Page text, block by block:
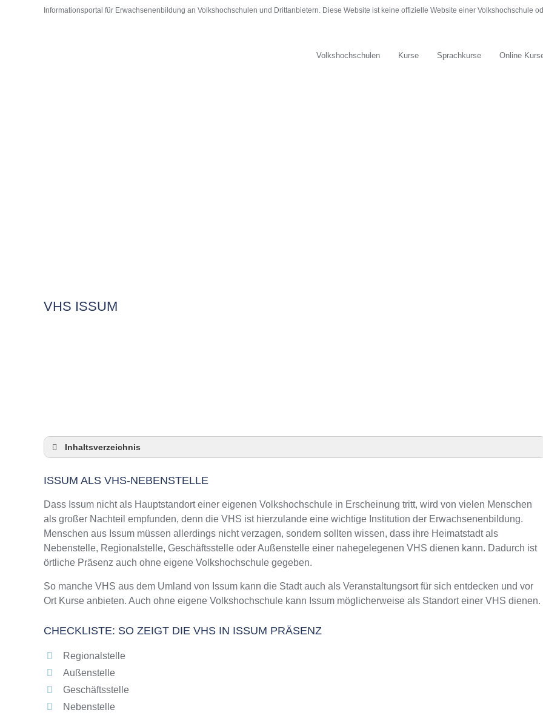
Informationsportal für Erwachsenenbildung an Volkshochschulen und Drittanbietern. Diese Website ist keine offizielle Website einer Volkshochschule
Volkshochschulen Kurse Sprachkurse Online
VHS ISSUM
Inhaltsverzeichnis
Checkliste: So zeigt die VHS in Issum Präsenz
3 Tipps für Interessierte aus Issum an VHS-Kursen
VHS Issum Kurse und Umgebung
VHS Issum – Öffnungszeiten und Telefonnummer
Online-Kurse – Alternative Angebote zu einem Kurs an der VHS
Top-Kurse an der Abendschule Issum
Weiterbildung in Issum
VHS Issum Programm 2025 / 2026
ISSUM ALS VHS-NEBENSTELLE
Dass Issum nicht als Hauptstandort einer eigenen Volkshochschule in Erscheinung tritt, wird von vielen Menschen
als großer Nachteil empfunden, denn die VHS ist hierzulande eine wichtige Institution der Erwachsenenbildung.
Menschen aus Issum müssen allerdings nicht verzagen, sondern sollten wissen, dass ihre Heimatstadt als
Nebenstelle, Regionalstelle, Geschäftsstelle oder Außenstelle einer nahegelegenen VHS dienen kann. Dadurch ist
örtliche Präsenz auch ohne eigene Volkshochschule gegeben.
So manche VHS aus dem Umland von Issum kann die Stadt auch als Veranstaltungsort für sich entdecken und vor
Ort Kurse anbieten. Auch ohne eigene Volkshochschule kann Issum möglicherweise als Standort einer VHS dienen.
CHECKLISTE: SO ZEIGT DIE VHS IN ISSUM PRÄSENZ
Regionalstelle
Außenstelle
Geschäftsstelle
Nebenstelle